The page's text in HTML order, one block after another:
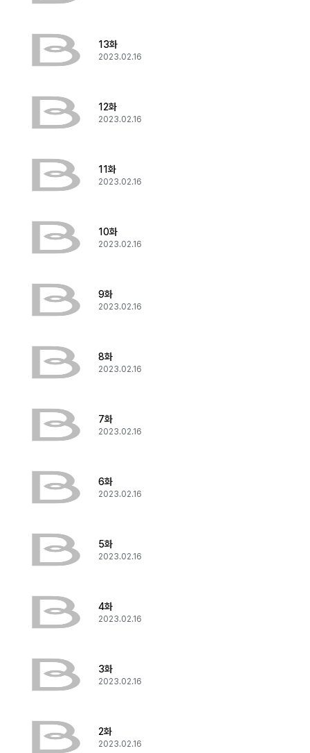
13화
2023.02.16
12화
2023.02.16
11화
2023.02.16
10화
2023.02.16
9화
2023.02.16
8화
2023.02.16
7화
2023.02.16
6화
2023.02.16
5화
2023.02.16
4화
2023.02.16
3화
2023.02.16
2화
2023.02.16